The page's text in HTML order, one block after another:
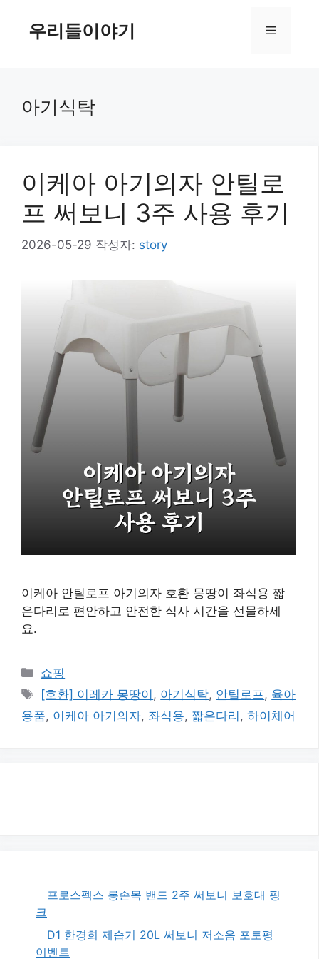
우리들이야기 메
아기식탁
이케아 아기의자 안틸로
프 써보니 3주 사용 후기
2026-05-29 작성자: story
이케아 안틸로프 아기의자 호환 몽땅이 좌식용 짧
은다리로 편안하고 안전한 식사 시간을 선물하세
요.
카
테
고
리
쇼핑
태
그
[호환] 이레카 몽땅이 , 아기식탁, 안틸로프 , 육아
용품, 이케아 아기의자, 좌식용, 짧은다리 , 하이체어
프로스펙스 롱손목 밴드 2주 써보니 보호대 핑
크
D1 한경희 제습기 20L 써보니 저소음 포토평
이벤트